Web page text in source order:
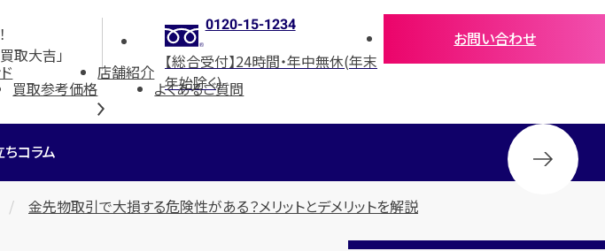
取大吉」
0120-15-1234
【総合受付】24時間・年中無休(年末
年始除く)
お問い合わせ
買取参考価格
店舗紹介
よくあるご質問
コラム
金先物取引で大損する危険性がある？メリットとデメリットを解説